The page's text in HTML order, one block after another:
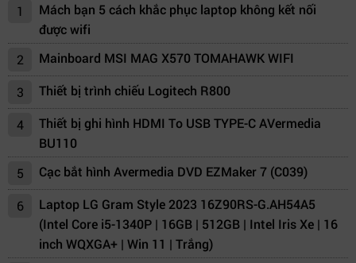
1
Mách bạn 5 cách khắc phục laptop không kết nối
được wifi
2
Mainboard MSI MAG X570 TOMAHAWK WIFI
3 Thiết bị trình chiếu Logitech R800
4
Thiết bị ghi hình HDMI To USB TYPE-C AVermedia
BU110
5
Cạc bắt hình Avermedia DVD EZMaker 7 (C039)
6
Laptop LG Gram Style 2023 16Z90RS-G.AH54A5
(Intel Core i5-1340P | 16GB | 512GB | Intel Iris Xe | 16
inch WQXGA+ | Win 11 | Trắng)